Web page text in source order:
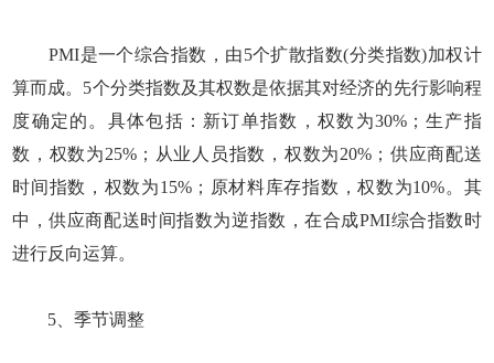
PMI是一个综合指数，由5个扩散指数(分类指数)加权计
算而成。5个分类指数及其权数是依据其对经济的先行影响程
度确定的。具体包括：新订单指数，权数为30%；生产指
数，权数为25%；从业人员指数，权数为20%；供应商配送
时间指数，权数为15%；原材料库存指数，权数为10%。其
中，供应商配送时间指数为逆指数，在合成PMI综合指数时
进行反向运算。
5、季节调整